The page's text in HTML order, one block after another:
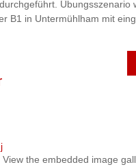
Übungsszenario
B1 in Untermühlham mit
View the embedded image